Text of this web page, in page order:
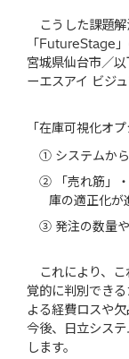
こうした課題解
「FutureStage
宮城県仙台市／
ーエスアイ ビジ
「在庫可視化オ
① システムから
② 「売れ筋」・
庫の適正化が
③ 発注の数量や
これにより、こ
覚的に判別でき
よる経費ロスや
今後、日立シス
します。